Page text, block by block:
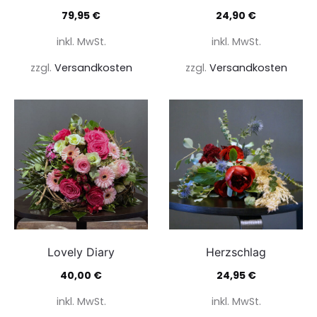
79,95 €
inkl. MwSt.
zzgl. Versandkosten
24,90 €
inkl. MwSt.
zzgl. Versandkosten
Lovely Diary
40,00 €
inkl. MwSt.
Herzschlag
24,95 €
inkl. MwSt.